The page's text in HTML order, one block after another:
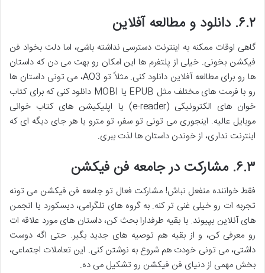
۶.۲. دانلود و مطالعه آفلاین
گاهی اوقات ممکنه به اینترنت دسترسی نداشته باشی، اما دلت بخواد فن
فیکشن بخونی. خیلی از پلتفرم ها این امکان رو بهت می دن که داستان
ها رو برای مطالعه آفلاین دانلود کنی. مثلاً تو AO3، می تونی داستان ها
رو با فرمت های مختلف مثل EPUB یا MOBI دانلود کنی که برای کتاب
خوان های الکترونیکی (e-reader) یا اپلیکیشن های کتاب خوانی
موبایل عالیه. اینجوری می تونی تو سفر، تو مترو یا هر جای دیگه ای که
اینترنت نداری، از خوندن داستان ها لذت ببری.
۶.۳. مشارکت در جامعه فن فیکشن
فقط خواننده منفعل نباش! مشارکت فعال تو جامعه فن فیکشن می تونه
تجربه ات رو خیلی غنی تر کنه. به گروه های تلگرامی، دیسکورد یا انجمن
های آنلاین بپیوند. با بقیه طرفدارا بحث کن، داستان های مورد علاقه ات
رو معرفی کن، و از بقیه هم توصیه های جدید بگیر. حتی اگه دوست
داشتی، می تونی خودت هم شروع به نوشتن کنی. این تعاملات اجتماعی،
بخش مهمی از دنیای فن فیکشن رو تشکیل می ده.